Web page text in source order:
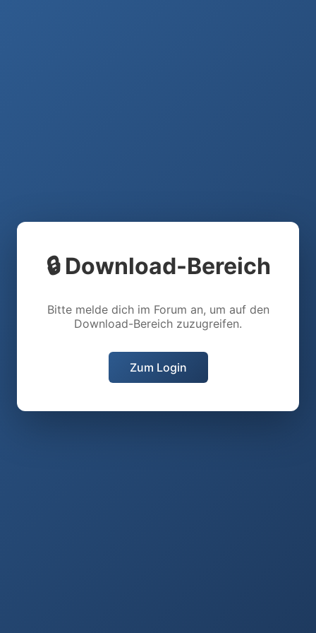
🔒 Download-Bereich
Bitte melde dich im Forum an, um auf den
Download-Bereich zuzugreifen.
Zum Login